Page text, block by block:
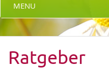
MENU
Ratgeber